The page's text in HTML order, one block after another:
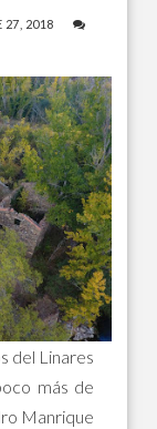
27, 2018
del Linares
más de
Manrique